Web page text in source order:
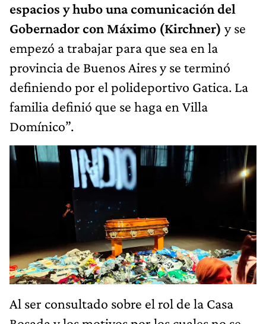
espacios y hubo una comunicación del
Gobernador con Máximo (Kirchner) y se
empezó a trabajar para que sea en la
provincia de Buenos Aires y se terminó
definiendo por el polideportivo Gatica. La
familia definió que se haga en Villa
Domínico”.
Al ser consultado sobre el rol de la Casa